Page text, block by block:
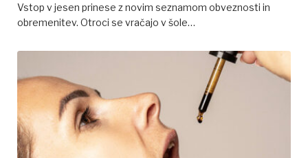
Vstop v jesen prinese z novim seznamom obveznosti in
obremenitev. Otroci se vračajo v šole…